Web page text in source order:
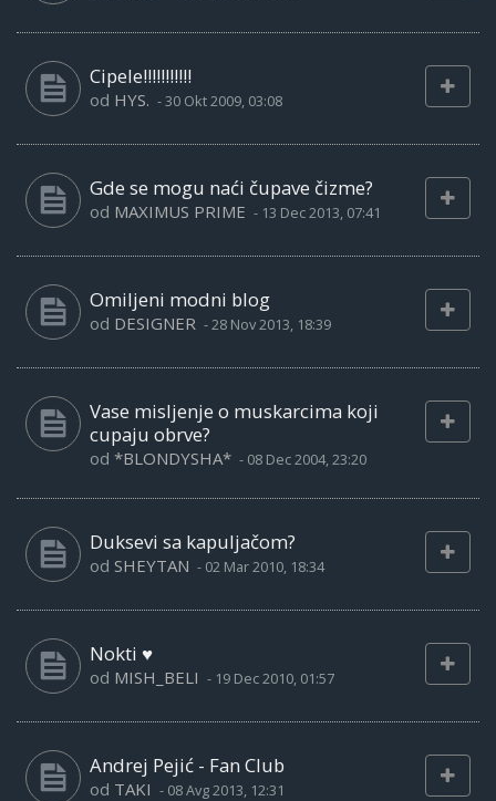
Cipele!!!!!!!!!!!
od HYS. -30 Okt 2009, 03:08
Gde se mogu naći čupave čizme?
od MAXIMUS PRIME - 13 Dec 2013, 07:41
Omiljeni modni blog
od DESIGNER -28 Nov 2013, 18:39
Vase misljenje o muskarcima koji
cupaju obrve?
od *BLONDYSHA* - 08 Dec 2004, 23:20
Duksevi sa kapuljačom?
od SHEYTAN - 02 Mar 2010, 18:34
Nokti ♥
od MISH_BELI - 19 Dec 2010, 01:57
Andrej Pejić - Fan Club
od TAKI - 08 Avg 2013, 12:31